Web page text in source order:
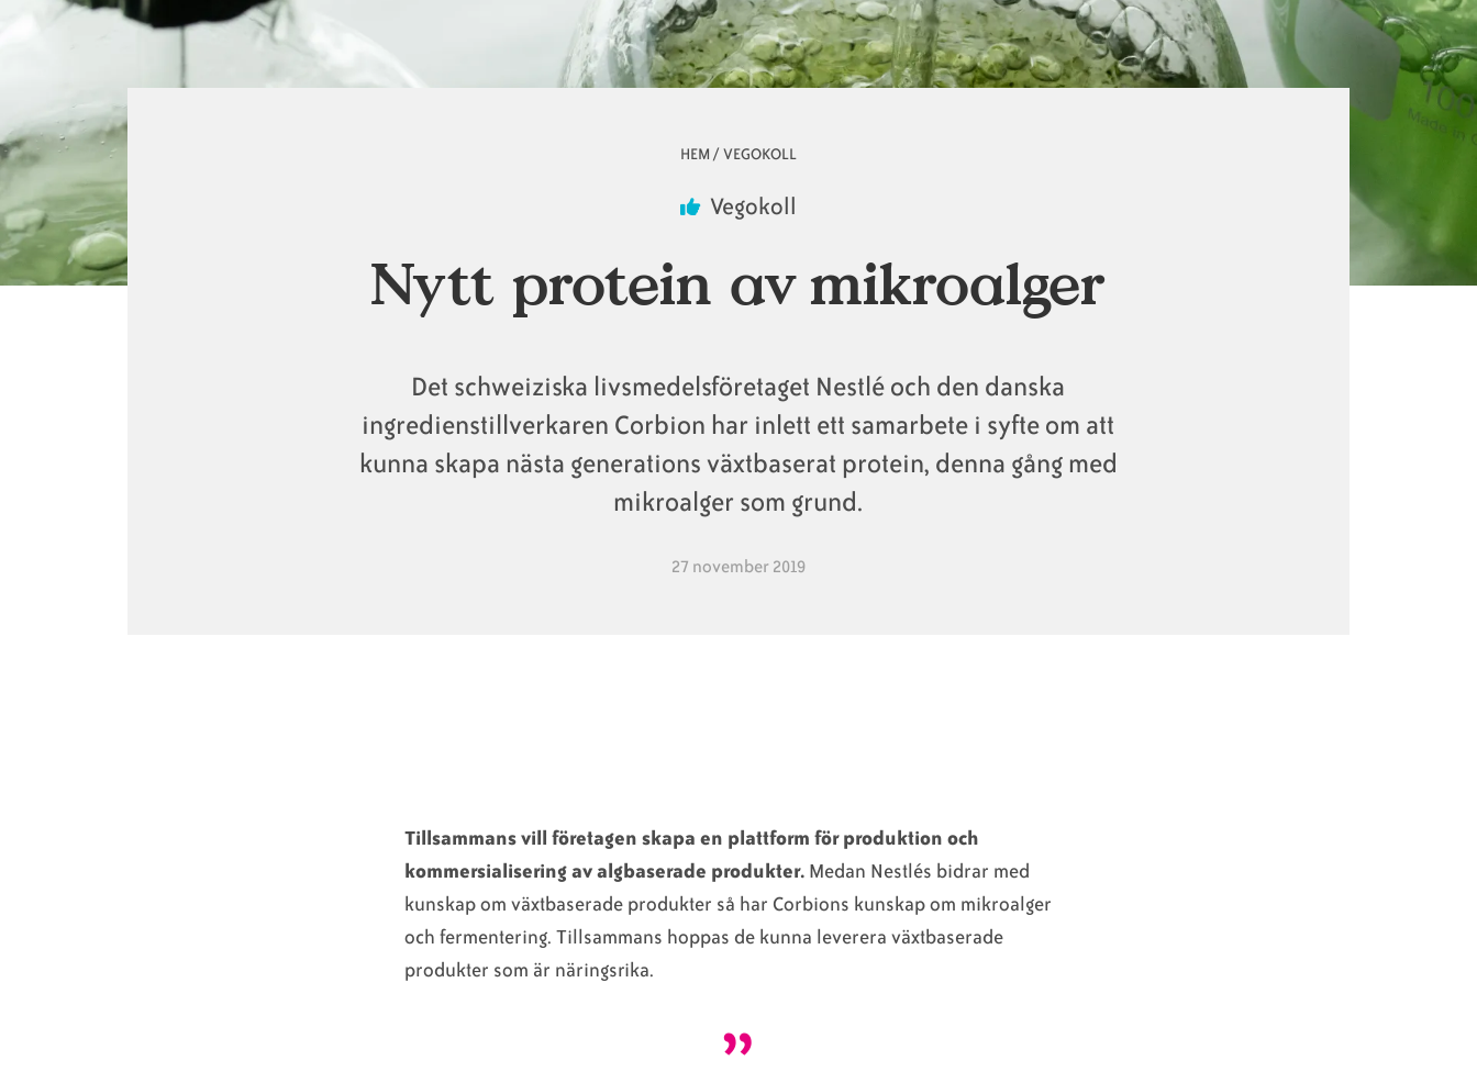
HEM /VEGOKOLL
Vegokoll
Nytt protein av mikroalger
Det schweiziska livsmedelsföretaget Nestlé och den danska
ingredienstillverkaren Corbion har inlett ett samarbete i syfte om att
kunna skapa nästa generations växtbaserat protein, denna gång med
mikroalger som grund.
27 november 2019
Tillsammans vill företagen skapa en plattform för produktion och
kommersialisering av algbaserade produkter. Medan Nestlés bidrar med
kunskap om växtbaserade produkter så har Corbions kunskap om mikroalger
och fermentering. Tillsammans hoppas de kunna leverera växtbaserade
produkter som är näringsrika.